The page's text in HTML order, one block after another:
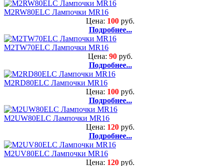
M2RW80ELC Лампочки MR16
Цена: 100 руб.
Подробнее...
M2TW70ELC Лампочки MR16
Цена: 90 руб.
Подробнее...
M2RD80ELC Лампочки MR16
Цена: 100 руб.
Подробнее...
M2UW80ELC Лампочки MR16
Цена: 120 руб.
Подробнее...
M2UV80ELC Лампочки MR16
Цена: 120 руб.